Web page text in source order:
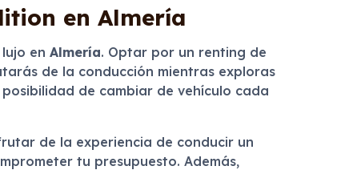
en Almería
en Almería. Optar por un renting de
de la conducción mientras exploras
de cambiar de vehículo cada
de la experiencia de conducir un
tu presupuesto. Además,